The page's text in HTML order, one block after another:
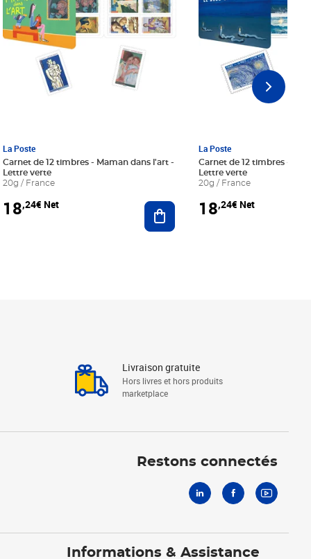
au panier
La Poste
Carnet de 12 timbres - Maman dans l'art -
Lettre verte
20g / France
18,24€ Net Ajouter au panier
La Poste
Carnet de 12 timbres - Le
Lettre verte
20g / France
18,24€ Net
Livraison gratuite
Hors livres et hors produits
marketplace
Restons connectés
Informations & Assistance